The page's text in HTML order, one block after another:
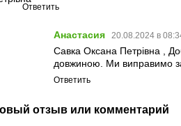
Ответить
Анастасия 20.08.2024 в
Савка Оксана Петрівна ,
довжиною. Ми виправимо
Ответить
отзыв или комментарий